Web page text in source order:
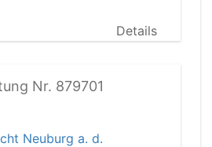
Details
Nr. 879701
Neuburg a. d.